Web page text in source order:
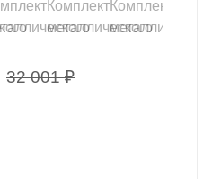
32 001₽